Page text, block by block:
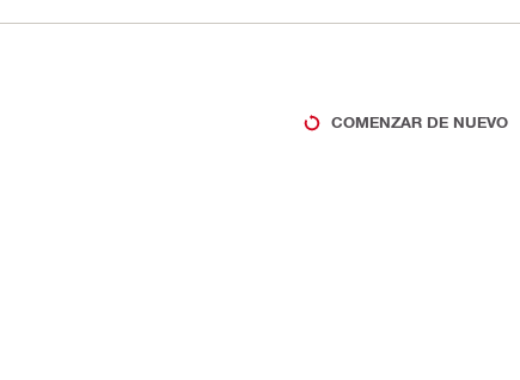
COMENZAR DE NUEVO